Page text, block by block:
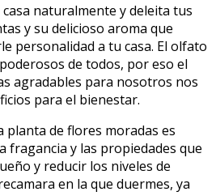
naturalmente y deleita tus
y su delicioso aroma que
personalidad a tu casa. El olfato
de todos, por eso el
agradables para nosotros nos
para el bienestar.
planta de flores moradas es
fragancia y las propiedades que
y reducir los niveles de
en la que duermes, ya